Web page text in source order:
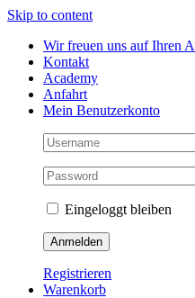
Skip to content
Wir freuen uns auf Ihren
Kontakt
Academy
Anfahrt
Mein Benutzerkonto
Eingeloggt bleiben
Registrieren
Warenkorb